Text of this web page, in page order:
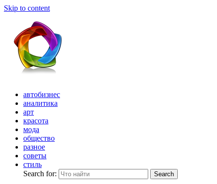
Skip to content
автобизнес
аналитика
арт
красота
мода
общество
разное
советы
стиль
Search for:
Search